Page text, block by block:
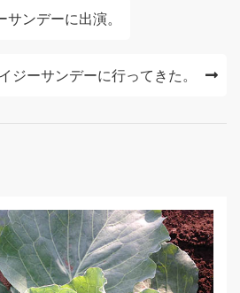
サンデーに出演。
ジーサンデーに行ってきた。